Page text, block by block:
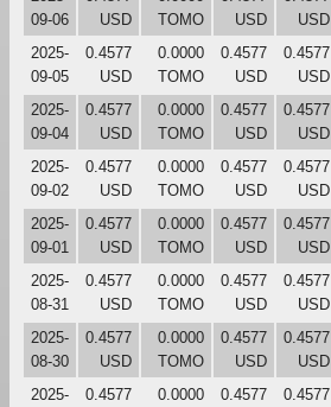
09-06
USD
TOMO
USD
USD
2025-
09-05
0.4577
USD
0.0000
TOMO
0.4577
USD
0.4577
USD
2025-
09-04
0.4577
USD
0.0000
TOMO
0.4577
USD
0.4577
USD
2025-
09-02
0.4577
USD
0.0000
TOMO
0.4577
USD
0.4577
USD
2025-
09-01
0.4577
USD
0.0000
TOMO
0.4577
USD
0.4577
USD
2025-
08-31
0.4577
USD
0.0000
TOMO
0.4577
USD
0.4577
USD
2025-
08-30
0.4577
USD
0.0000
TOMO
0.4577
USD
0.4577
USD
2025-
0.4577
0.0000
0.4577
0.4577